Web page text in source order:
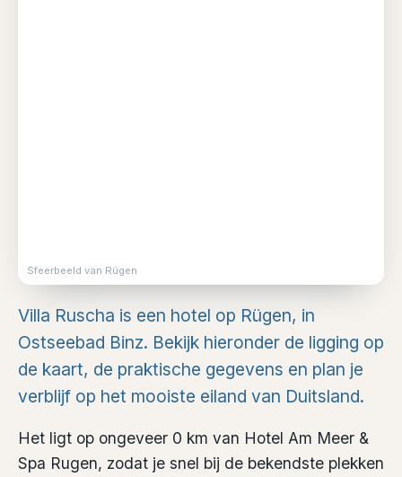
Sfeerbeeld van Rügen
Villa Ruscha is een hotel op Rügen, in
Ostseebad Binz. Bekijk hieronder de ligging op
de kaart, de praktische gegevens en plan je
verblijf op het mooiste eiland van Duitsland.
Het ligt op ongeveer 0 km van Hotel Am Meer &
Spa Rugen, zodat je snel bij de bekendste plekken